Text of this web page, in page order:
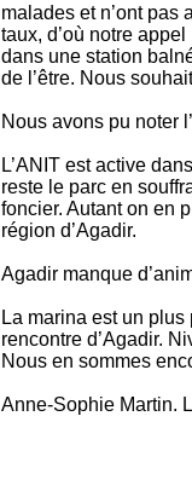
malades et n’ont pas
taux, d’où notre
dans une station
de l’être. Nous
Nous avons pu noter
L’ANIT est active
reste le parc en
foncier. Autant on en
région d’Agadir.
Agadir manque
La marina est un
rencontre d’Agadir.
Nous en sommes
Anne-Sophie Martin.